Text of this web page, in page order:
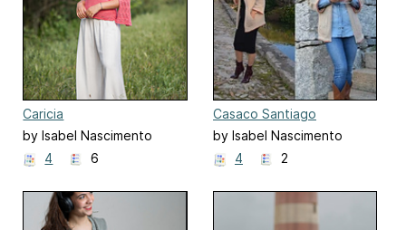
Caricia
by Isabel Nascimento
4
6
Casaco Santiago
by Isabel Nascimento
4
2